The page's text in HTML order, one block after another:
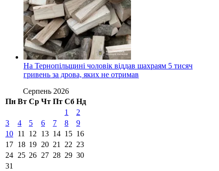
На Тернопільщині чоловік віддав шахраям 5 тисяч
гривень за дрова, яких не отримав
Серпень 2026
Пн Вт Ср Чт Пт Сб Нд
1
2
3
4 5 6 7 8
9
10 11 12 13 14 15 16
17 18 19 20 21 22 23
24 25 26 27 28 29 30
31